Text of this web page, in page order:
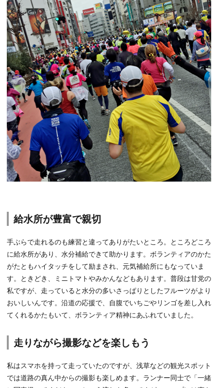
給水所が豊富で親切
手ぶらで走れるのも練習と違ってありがたいところ。ところどころ
に給水所があり、水分補給できて助かります。ボランティアのかた
がたともハイタッチをして励まされ、元気補給所にもなっていま
す。ときどき、ミニトマトやみかんなどもあります。普段は甘党の
私ですが、走っていると水分の多いさっぱりとしたフルーツがより
おいしいんです。沿道の応援で、自腹でいちごやリンゴを差し入れ
てくれるかたもいて、ボランティア精神にあふれていました。
走りながら撮影などを楽しもう
私はスマホを持って走っていたのですが、浅草などの観光スポット
では道路の真ん中からの撮影も楽しめます。ランナー同士で「一緒